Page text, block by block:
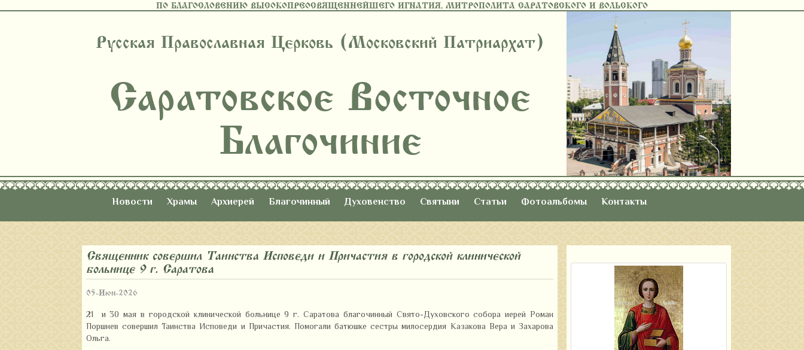
ПО БЛАГОСЛОВЕНИЮ ВЫСОКОПРЕОСВЯЩЕННЕЙШЕГО ИГНАТИЯ, МИТРОПОЛИТА САРАТОВСКОГО И ВОЛЬСКОГО
Русская Православная Церковь (Московский Патриархат)
Саратовское Восточное
Благочиние
Новости Храмы Архиерей Благочинный Духовенство Святыни Статьи Фотоальбомы Контакты
Священник совершил Таинства Исповеди и Причастия в городской клинической
больнице 9 г. Саратова
05-Июн-2026
21 и 30 мая в городской клинической больнице 9 г. Саратова благочинный Свято-Духовского собора иерей Роман
Поршнев совершил Таинства Исповеди и Причастия. Помогали батюшке сестры милосердия Казакова Вера и Захарова
Ольга.